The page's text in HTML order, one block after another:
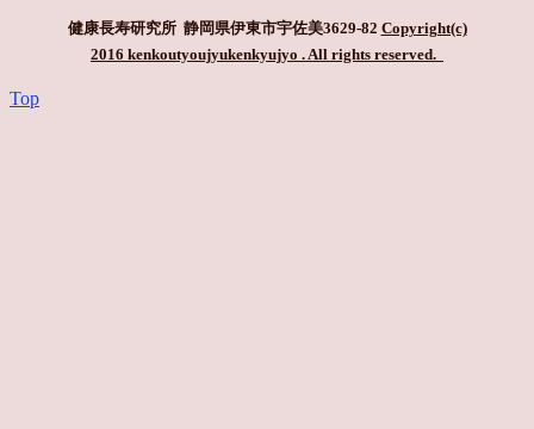
健康長寿研究所 静岡県伊東市宇佐美3629-82 Copyright(c)
2016 kenkoutyoujyukenkyujyo . All rights reserved.
Top